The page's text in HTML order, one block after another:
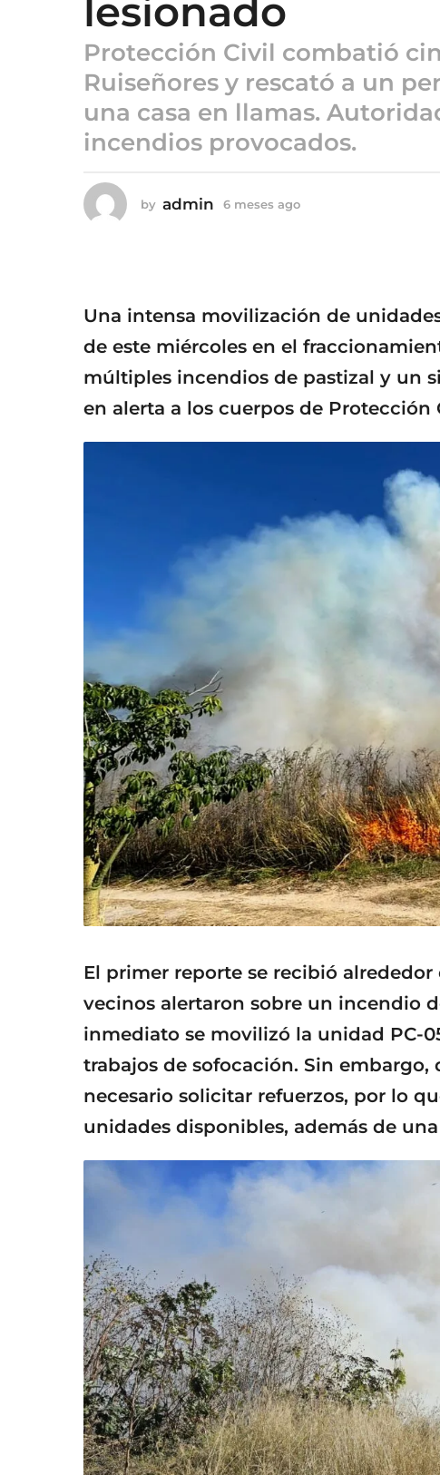
6
m
e
e
s
g
o
lesionado
Protección Civil combatió
Ruiseñores y rescató a un
una casa en llamas.
incendios provocados.
by admin 6 meses ago
a
g
o
Una intensa movilización de
de este miércoles en el
múltiples incendios de pastizal y un
en alerta a los cuerpos de Protección
El primer reporte se recibió alrededor
vecinos alertaron sobre un incendio
inmediato se movilizó la unidad PC-
trabajos de sofocación. Sin
necesario solicitar refuerzos, por lo
unidades disponibles, además de